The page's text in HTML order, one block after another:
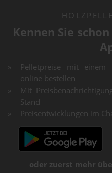
Kennen Sie
Pelletpreise mit
online bestellen
Mit
Stand
Preisentwicklungen im
oder zuerst mehr